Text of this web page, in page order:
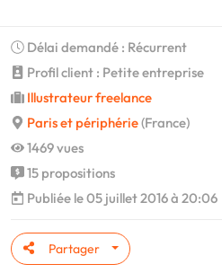
Délai demandé : Récurrent
Profil client : Petite entreprise
Illustrateur freelance
Paris et périphérie(France)
1469 vues
15 propositions
Publiée le 05 juillet 2016 à 20:06
Partager